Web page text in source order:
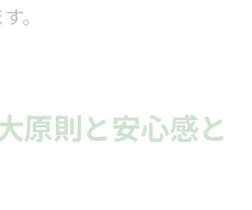
。
原則と安心感と